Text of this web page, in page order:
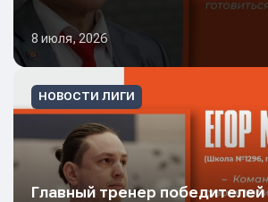
8 июля, 2026
НОВОСТИ ЛИГИ
Главный тренер